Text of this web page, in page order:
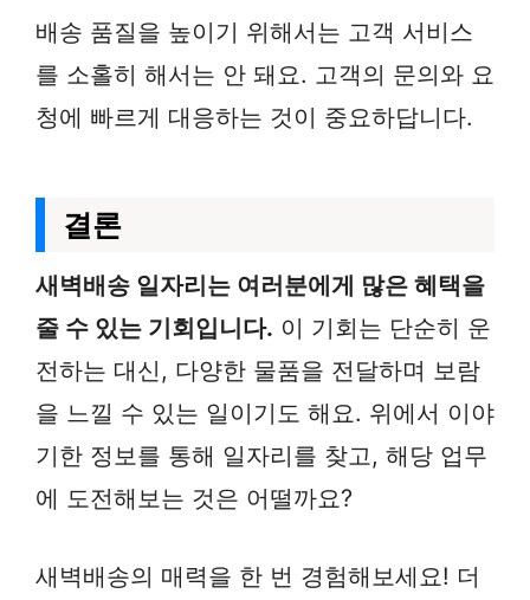
배송 품질을 높이기 위해서는 고객 서비스
를 소홀히 해서는 안 돼요. 고객의 문의와 요
청에 빠르게 대응하는 것이 중요하답니다.
결론
새벽배송 일자리는 여러분에게 많은 혜택을
줄 수 있는 기회입니다. 이 기회는 단순히 운
전하는 대신, 다양한 물품을 전달하며 보람
을 느낄 수 있는 일이기도 해요. 위에서 이야
기한 정보를 통해 일자리를 찾고, 해당 업무
에 도전해보는 것은 어떨까요?
새벽배송의 매력을 한 번 경험해보세요! 더